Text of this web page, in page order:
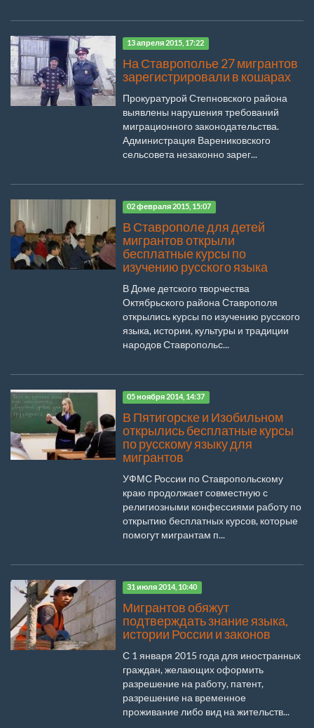
13 апреля 2015, 17:22
На Ставрополье 27 мигрантов
зарегистрировали в кошарах
Прокуратурой Степновского района
выявлены нарушения требований
миграционного законодательства.
Администрация Варениковского
сельсовета незаконно зарег...
02 февраля 2015, 15:07
В Ставрополе для детей
мигрантов открыли
бесплатные курсы по
изучению русского языка
В Доме детского творчества
Октябрьского района Ставрополя
открылись курсы по изучению русского
языка, истории, культуры и традиции
народов Ставропольс...
05 ноября 2014, 14:37
В Пятигорске и Изобильном
открылись бесплатные курсы
по русскому языку для
мигрантов
УФМС России по Ставропольскому
краю продолжает совместную с
религиозными конфессиями работу по
открытию бесплатных курсов, которые
помогут мигрантам п...
31 июля 2014, 10:40
Мигрантов обяжут
подтверждать знание языка,
истории России и законов
С 1 января 2015 года для иностранных
граждан, желающих оформить
разрешение на работу, патент,
разрешение на временное
проживание либо вид на жительств...